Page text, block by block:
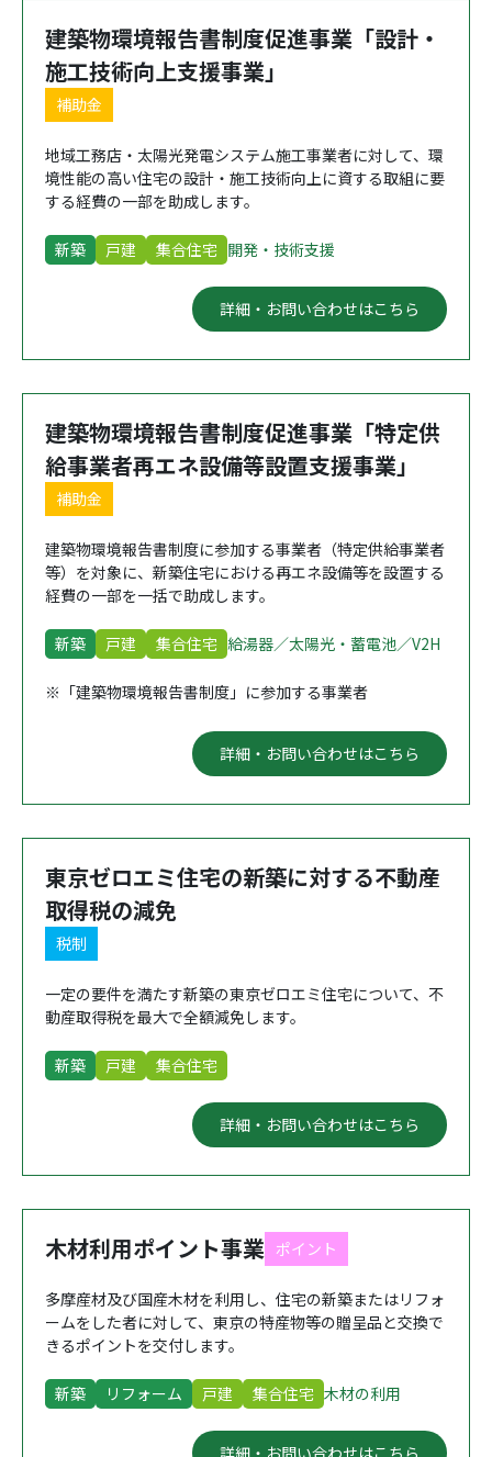
建築物環境報告書制度促進事業「設計・
施工技術向上支援事業」
補助金
地域工務店・太陽光発電システム施工事業者に対して、環
境性能の高い住宅の設計・施工技術向上に資する取組に要
する経費の一部を助成します。
新築 戸建 集合住宅 開発・技術支援
詳細・お問い合わせはこちら
建築物環境報告書制度促進事業「特定供
給事業者再エネ設備等設置支援事業」
補助金
建築物環境報告書制度に参加する事業者（特定供給事業者
等）を対象に、新築住宅における再エネ設備等を設置する
経費の一部を一括で助成します。
新築 戸建 集合住宅 給湯器／太陽光・蓄電池／V2H
※「建築物環境報告書制度」に参加する事業者
詳細・お問い合わせはこちら
東京ゼロエミ住宅の新築に対する不動産
取得税の減免
税制
一定の要件を満たす新築の東京ゼロエミ住宅について、不
動産取得税を最大で全額減免します。
新築 戸建 集合住宅
詳細・お問い合わせはこちら
木材利用ポイント事業 ポイント
多摩産材及び国産木材を利用し、住宅の新築またはリフォ
ームをした者に対して、東京の特産物等の贈呈品と交換で
きるポイントを交付します。
新築 リフォーム 戸建 集合住宅 木材の利用
詳細・お問い合わせはこちら